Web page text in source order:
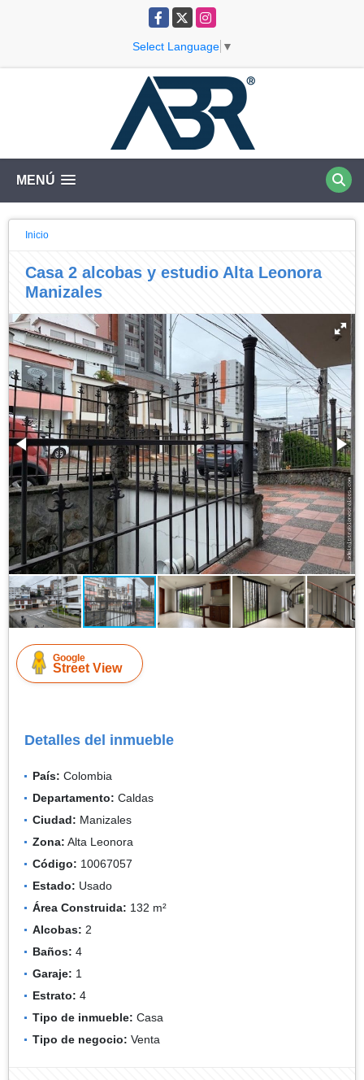
Facebook
X Instagram
Select Language ▼
MENÚ
Inicio
Casa 2 alcobas y estudio Alta Leonora
Manizales
Google
Street View
Detalles del inmueble
País: Colombia
Departamento: Caldas
Ciudad: Manizales
Zona: Alta Leonora
Código: 10067057
Estado: Usado
Área Construida: 132 m²
Alcobas: 2
Baños: 4
Garaje: 1
Estrato: 4
Tipo de inmueble: Casa
Tipo de negocio: Venta